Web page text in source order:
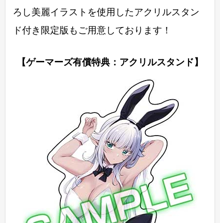
ろし美麗イラストを使用したアクリルスタン
ド付き限定版もご用意しております！
【ゲーマーズ有償特典：アクリルスタンド】